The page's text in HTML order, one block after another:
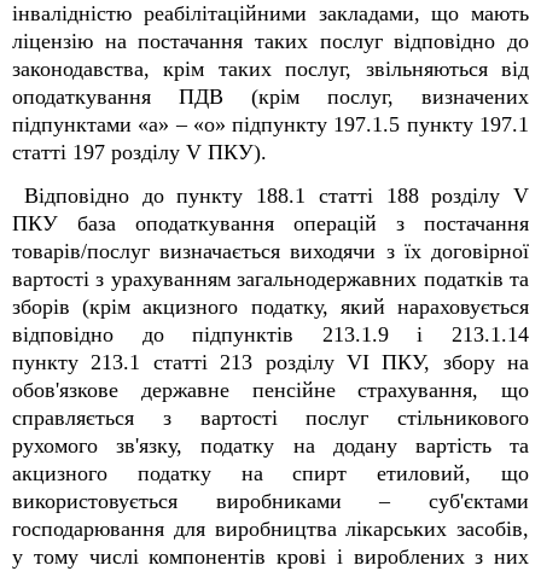
інвалідністю реабілітаційними закладами, що мають
ліцензію на постачання таких послуг відповідно до
законодавства, крім таких послуг, звільняються від
оподаткування ПДВ (крім послуг, визначених
підпунктами «а» – «о» підпункту 197.1.5 пункту 197.1
статті 197 розділу V ПКУ).
Відповідно до пункту 188.1 статті 188 розділу V
ПКУ база оподаткування операцій з постачання
товарів/послуг визначається виходячи з їх договірної
вартості з урахуванням загальнодержавних податків та
зборів (крім акцизного податку, який нараховується
відповідно до підпунктів 213.1.9 і 213.1.14
пункту 213.1 статті 213 розділу VІ ПКУ, збору на
обов'язкове державне пенсійне страхування, що
справляється з вартості послуг стільникового
рухомого зв'язку, податку на додану вартість та
акцизного податку на спирт етиловий, що
використовується виробниками – суб'єктами
господарювання для виробництва лікарських засобів,
у тому числі компонентів крові і вироблених з них